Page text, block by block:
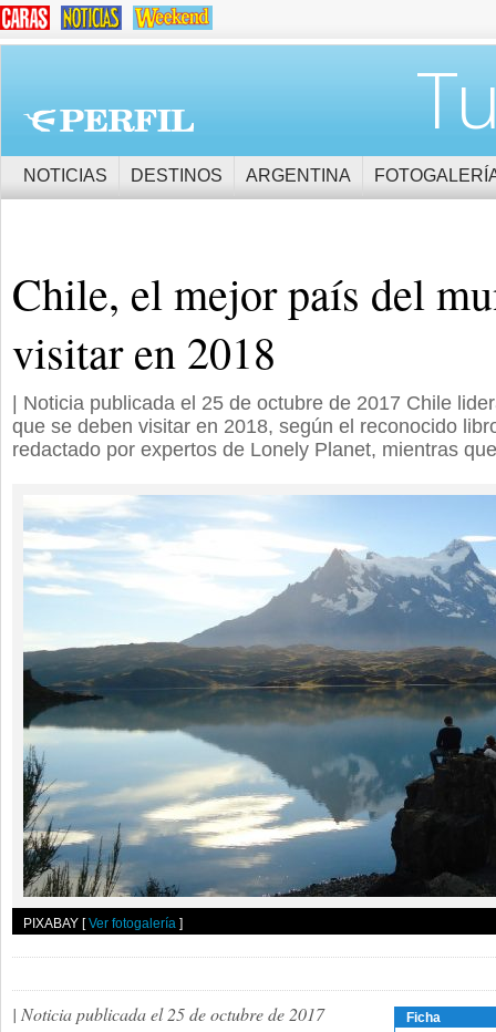
NOTICIAS DESTINOS ARGENTINA
Chile, el mejor país del
visitar en 2018
| Noticia publicada el 25 de octubre de 2017 Chile
que se deben visitar en 2018, según el reconocido
redactado por expertos de Lonely Planet, mientras
PIXABAY [Ver fotogalería ]
Ficha
| Noticia publicada el 25 de octubre de 2017